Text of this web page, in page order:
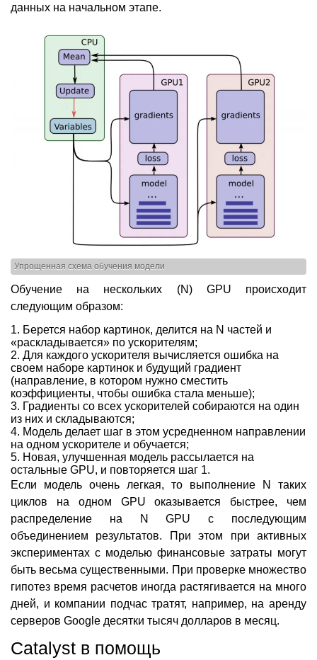
данных на начальном этапе.
Упрощенная схема обучения модели
Обучение на нескольких (N) GPU происходит
следующим образом:
Берется набор картинок, делится на N частей и
«раскладывается» по ускорителям;
Для каждого ускорителя вычисляется ошибка на
своем наборе картинок и будущий градиент
(направление, в котором нужно сместить
коэффициенты, чтобы ошибка стала меньше);
Градиенты со всех ускорителей собираются на один
из них и складываются;
Модель делает шаг в этом усредненном направлении
на одном ускорителе и обучается;
Новая, улучшенная модель рассылается на
остальные GPU, и повторяется шаг 1.
Если модель очень легкая, то выполнение N таких
циклов на одном GPU оказывается быстрее, чем
распределение на N GPU с последующим
объединением результатов. При этом при активных
экспериментах с моделью финансовые затраты могут
быть весьма существенными. При проверке множество
гипотез время расчетов иногда растягивается на много
дней, и компании подчас тратят, например, на аренду
серверов Google десятки тысяч долларов в месяц.
Catalyst в помощь